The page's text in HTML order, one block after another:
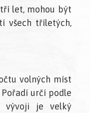
let, mohou být
všech tříletých,
volných míst
určí podle
vývoji je velký